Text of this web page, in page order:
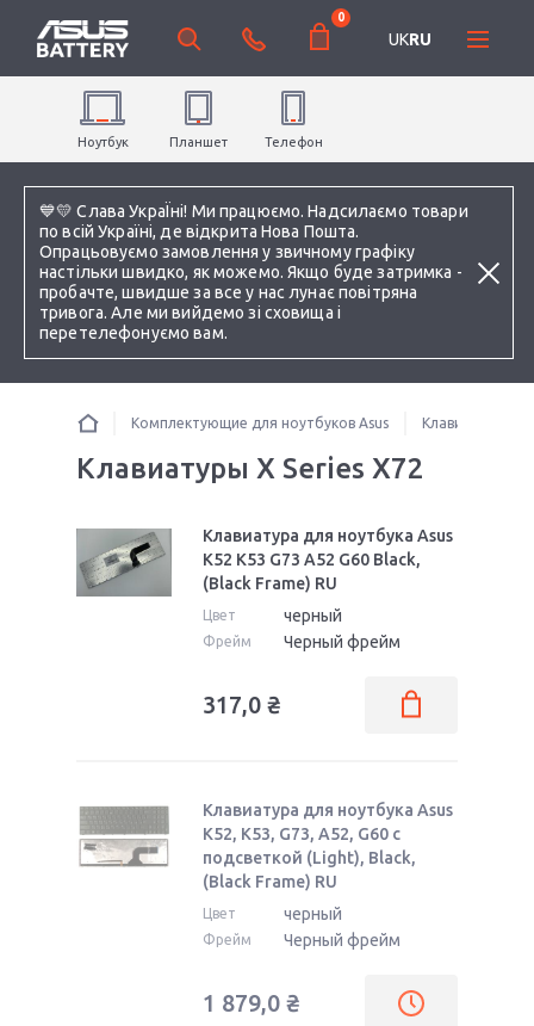
💙💛 Слава УкраЇні! Ми працюємо. Надсилаємо товари
по всій Україні, де відкрита Нова Пошта.
Опрацьовуємо замовлення у звичному графіку
настільки швидко, як можемо. Якщо буде затримка -
пробачте, швидше за все у нас лунає повітряна
тривога. Але ми вийдемо зі сховища і
перетелефонуємо вам.
0
UKRU
Ноутбук Планшет Телефон
Комплектующие для ноутбуков Asus Клавиатуры
Клавиатуры X Series X72
Клавиатура для ноутбука Asus
K52 K53 G73 A52 G60 Black,
(Black Frame) RU
Цвет черный
Фрейм Черный фрейм
317,0 ₴
Клавиатура для ноутбука Asus
K52, K53, G73, A52, G60 с
подсветкой (Light), Black,
(Black Frame) RU
Цвет черный
Фрейм Черный фрейм
1 879,0 ₴